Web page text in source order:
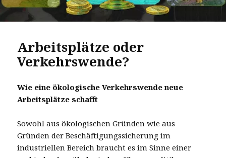
Arbeitsplätze oder
Verkehrswende?
Wie eine ökologische Verkehrswende neue
Arbeitsplätze schafft
Sowohl aus ökologischen Gründen wie aus
Gründen der Beschäftigungssicherung im
industriellen Bereich braucht es im Sinne einer